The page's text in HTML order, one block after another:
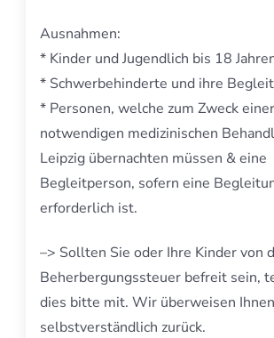
Ausnahmen:
* Kinder und Jugendlich bis 18
* Schwerbehinderte und ihre
* Personen, welche zum Zweck
notwendigen medizinischen
Leipzig übernachten müssen & eine
Begleitperson, sofern eine
erforderlich ist.
–> Sollten Sie oder Ihre Kinder von
Beherbergungssteuer befreit sein,
dies bitte mit. Wir überweisen
selbstverständlich zurück.